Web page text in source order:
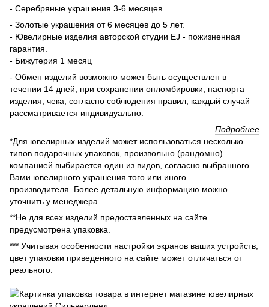
- Серебряные украшения 3-6 месяцев.
- Золотые украшения от 6 месяцев до 5 лет.
- Ювелирные изделия авторской студии EJ - пожизненная
гарантия.
- Бижутерия 1 месяц
- Обмен изделий возможно может быть осуществлен в
течении 14 дней, при сохранении опломбировки, паспорта
изделия, чека, согласно соблюдения правил, каждый случай
рассматривается индивидуально.
Подробнее
*Для ювелирных изделий может использоваться несколько
типов подарочных упаковок, произвольно (рандомно)
компанией выбирается один из видов, согласно выбранного
Вами ювелирного украшения того или иного
производителя. Более детальную информацию можно
уточнить у менеджера.
**Не для всех изделий предоставленных на сайте
предусмотрена упаковка.
*** Учитывая особенности настройки экранов ваших устройств,
цвет упаковки приведенного на сайте может отличаться от
реального.